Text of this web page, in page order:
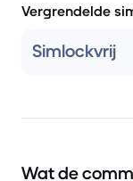
Vergrendelde
Simlockvrij
Wat de